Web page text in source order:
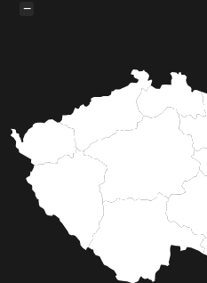
−